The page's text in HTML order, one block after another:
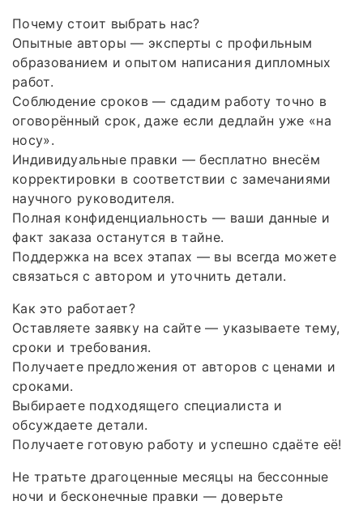
Почему стоит выбрать нас?
Опытные авторы — эксперты с профильным
образованием и опытом написания дипломных
работ.
Соблюдение сроков — сдадим работу точно в
оговорённый срок, даже если дедлайн уже «на
носу».
Индивидуальные правки — бесплатно внесём
корректировки в соответствии с замечаниями
научного руководителя.
Полная конфиденциальность — ваши данные и
факт заказа останутся в тайне.
Поддержка на всех этапах — вы всегда можете
связаться с автором и уточнить детали.
Как это работает?
Оставляете заявку на сайте — указываете тему,
сроки и требования.
Получаете предложения от авторов с ценами и
сроками.
Выбираете подходящего специалиста и
обсуждаете детали.
Получаете готовую работу и успешно сдаёте её!
Не тратьте драгоценные месяцы на бессонные
ночи и бесконечные правки — доверьте